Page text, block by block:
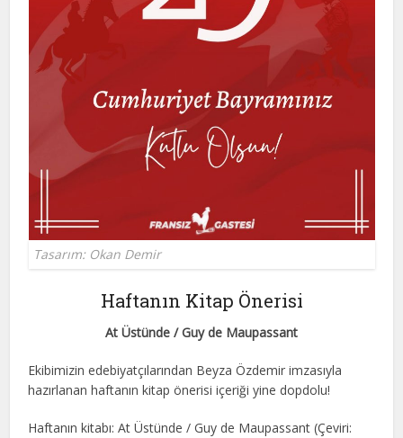
Tasarım: Okan Demir
Haftanın Kitap Önerisi
At Üstünde / Guy de Maupassant
Ekibimizin edebiyatçılarından Beyza Özdemir imzasıyla
hazırlanan haftanın kitap önerisi içeriği yine dopdolu!
Haftanın kitabı: At Üstünde / Guy de Maupassant (Çeviri: